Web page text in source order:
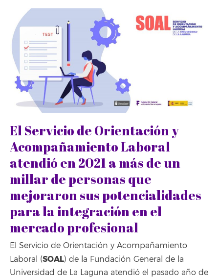
El Servicio de Orientación y
Acompañamiento Laboral
atendió en 2021 a más de un
millar de personas que
mejoraron sus potencialidades
para la integración en el
mercado profesional
El Servicio de Orientación y Acompañamiento
Laboral (SOAL) de la Fundación General de la
Universidad de La Laguna atendió el pasado año de